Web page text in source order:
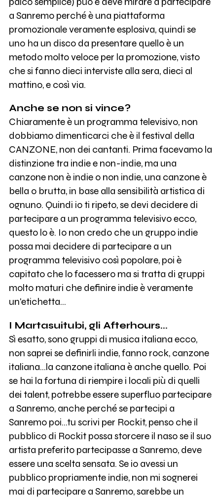
a Sanremo perché è una piattaforma
promozionale veramente esplosiva, quindi se
uno ha un disco da presentare quello è un
metodo molto veloce per la promozione, visto
che si fanno dieci interviste alla sera, dieci al
mattino, e così via.
Anche se non si vince?
Chiaramente è un programma televisivo, non
dobbiamo dimenticarci che è il festival della
CANZONE, non dei cantanti. Prima facevamo la
distinzione tra indie e non-indie, ma una
canzone non è indie o non indie, una canzone è
bella o brutta, in base alla sensibilità artistica di
ognuno. Quindi io ti ripeto, se devi decidere di
partecipare a un programma televisivo ecco,
questo lo è. Io non credo che un gruppo indie
possa mai decidere di partecipare a un
programma televisivo così popolare, poi è
capitato che lo facessero ma si tratta di gruppi
molto maturi che definire indie è veramente
un'etichetta...
I Martasuitubi, gli Afterhours...
Sì esatto, sono gruppi di musica italiana ecco,
non saprei se definirli indie, fanno rock, canzone
italiana...la canzone italiana è anche quello. Poi
se hai la fortuna di riempire i locali più di quelli
dei talent, potrebbe essere superfluo partecipare
a Sanremo, anche perché se partecipi a
Sanremo poi...tu scrivi per Rockit, penso che il
pubblico di Rockit possa storcere il naso se il suo
artista preferito partecipasse a Sanremo, deve
essere una scelta sensata. Se io avessi un
pubblico propriamente indie, non mi sognerei
mai di partecipare a Sanremo, sarebbe un